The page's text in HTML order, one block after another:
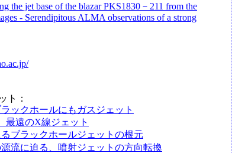
the jet base of the blazar PKS1830－211 from the
- Serendipitous ALMA observations of a strong
ト：
ックホールにもガスジェット
最遠のX線ジェット
ブラックホールジェットの根元
流に迫る、噴射ジェットの方向転換